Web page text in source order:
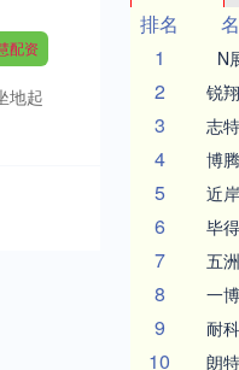
配资
地起
排名
1
N
2 锐
3 志
4 博
5 近
6 毕
7 五
8 一
9 耐
10 朗